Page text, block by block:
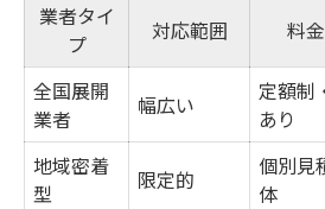
業者タイ
プ
対応範囲 料
全国展開
業者
幅広い
定額制
あり
地域密着
型
限定的
個別見
体